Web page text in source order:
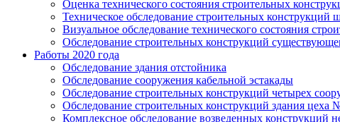
Оценка технического состояния строительных
Техническое обследование строительных конструкций
Визуальное обследование технического состояния
Обследование строительных конструкций
Работы 2020 года
Обследование здания отстойника
Обследование сооружения кабельной эстакады
Обследование строительных конструкций четырех
Обследование строительных конструкций здания цеха
Комплексное обследование возведенных конструкций